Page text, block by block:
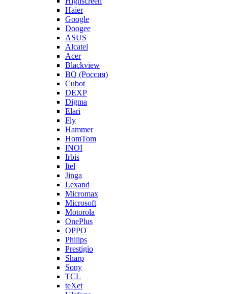
Haier
Google
Doogee
ASUS
Alcatel
Acer
Blackview
BQ (Россия)
Cubot
DEXP
Digma
Elari
Fly
Hammer
HomTom
INOI
Irbis
Itel
Jinga
Lexand
Micromax
Microsoft
Motorola
OnePlus
OPPO
Philips
Prestigio
Sharp
Sony
TCL
teXet